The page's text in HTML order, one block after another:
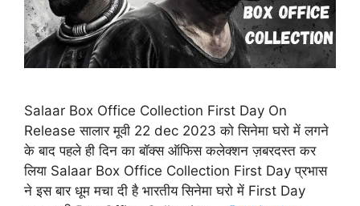
Salaar Box Office Collection First Day On
Release सालार मूवी 22 dec 2023 को सिनेमा घरो में लगने
के बाद पहले ही दिन का बॉक्स ऑफिस कलेक्शन ज़बरदस्त कर
लिया Salaar Box Office Collection First Day प्रभास
ने इस बार धूम मचा दी है भारतीय सिनेमा घरो में First Day